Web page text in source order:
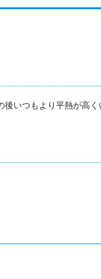
いつもより平熱が高